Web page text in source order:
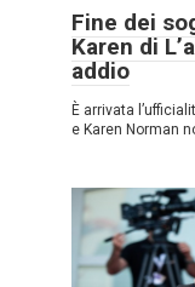
Fine dei
Karen di
addio
È arrivata
e Karen Norman